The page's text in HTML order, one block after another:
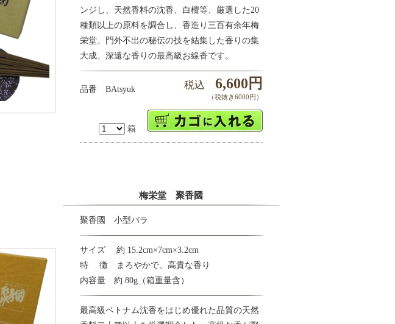
ンジし、天然香料の沈香、白檀等、厳選した20
種類以上の原料を調合し、香造り三百有余年梅
栄堂、門外不出の秘伝の技を結集した香りの集
大成、深遠な香りの最高級お線香です。
品番 BAtsyuk 税込 6,600円
（税抜き6000円）
箱
梅栄堂 聚香國
聚香國 小型バラ
サイズ 約 15.2cm×7cm×3.2cm
特 徴 まろやかで、高貴な香り
内容量 約 80g（箱重量含）
最高級ベトナム沈香をはじめ優れた品質の天然